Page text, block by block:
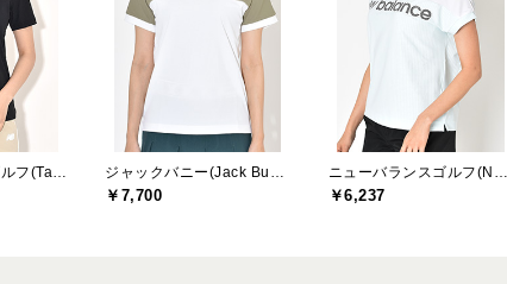
￥7,700 ￥6,237